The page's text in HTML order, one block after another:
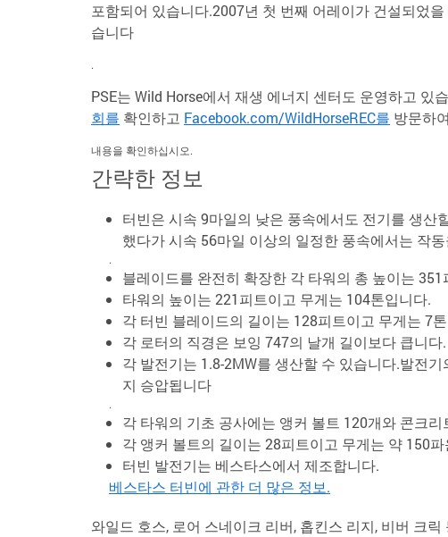
포함되어 있습니다.2007년 첫 번째 어레이가 건설되었
습니다
.
PSE는 Wild Horse에서 재생 에너지 센터도 운영하고 있
회를 확인하고 Facebook.com/WildHorseREC를 방문하
내용을 확인하십시오.
간략한 정보
터빈은 시속 9마일의 낮은 풍속에서도 전기를 생
했다가 시속 56마일 이상의 일정한 풍속에서는 작
.
블레이드를 완전히 확장한 각 타워의 총 높이는
타워의 높이는 221피트이고 무게는 104톤입니다.
각 터빈 블레이드의 길이는 128피트이고 무게는 7
각 로터의 직경은 보잉 747의 날개 길이보다 큽니다.
각 발전기는 1.8-2MW를 생산할 수 있습니다.발전
지 승압됩니다
.
각 타워의 기초 공사에는 앵커 볼트 120개와 콘크
각 앵커 볼트의 길이는 28피트이고 무게는 약 150
터빈 발전기는 베스타스에서 제조합니다.
베스타스 터빈에 관한 더 많은 정보.
와일드 호스, 로어 스네이크 리버, 홉킨스 리지, 비버 크